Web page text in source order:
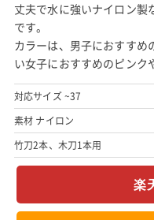
丈夫で水に強いナイロン製
です。
カラーは、男子におすすめ
い女子におすすめのピンク
対応サイズ ~37
素材 ナイロン
竹刀2本、木刀1本用
楽